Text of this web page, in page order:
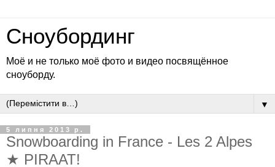
Сноубординг
Моё и не только моё фото и видео посвящённое
сноуборду.
▼
5 липня 2013 р.
Snowboarding in France - Les 2 Alpes
★ PIRAAT!